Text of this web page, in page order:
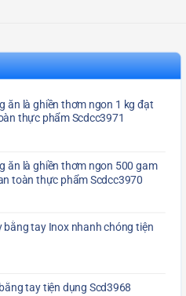
ăn là ghiền thơm ngon 1 kg đạt
thực phẩm Scdcc3971
ăn là ghiền thơm ngon 500 gam
toàn thực phẩm Scdcc3970
bằng tay Inox nhanh chóng tiện
tay tiện dụng Scd3968